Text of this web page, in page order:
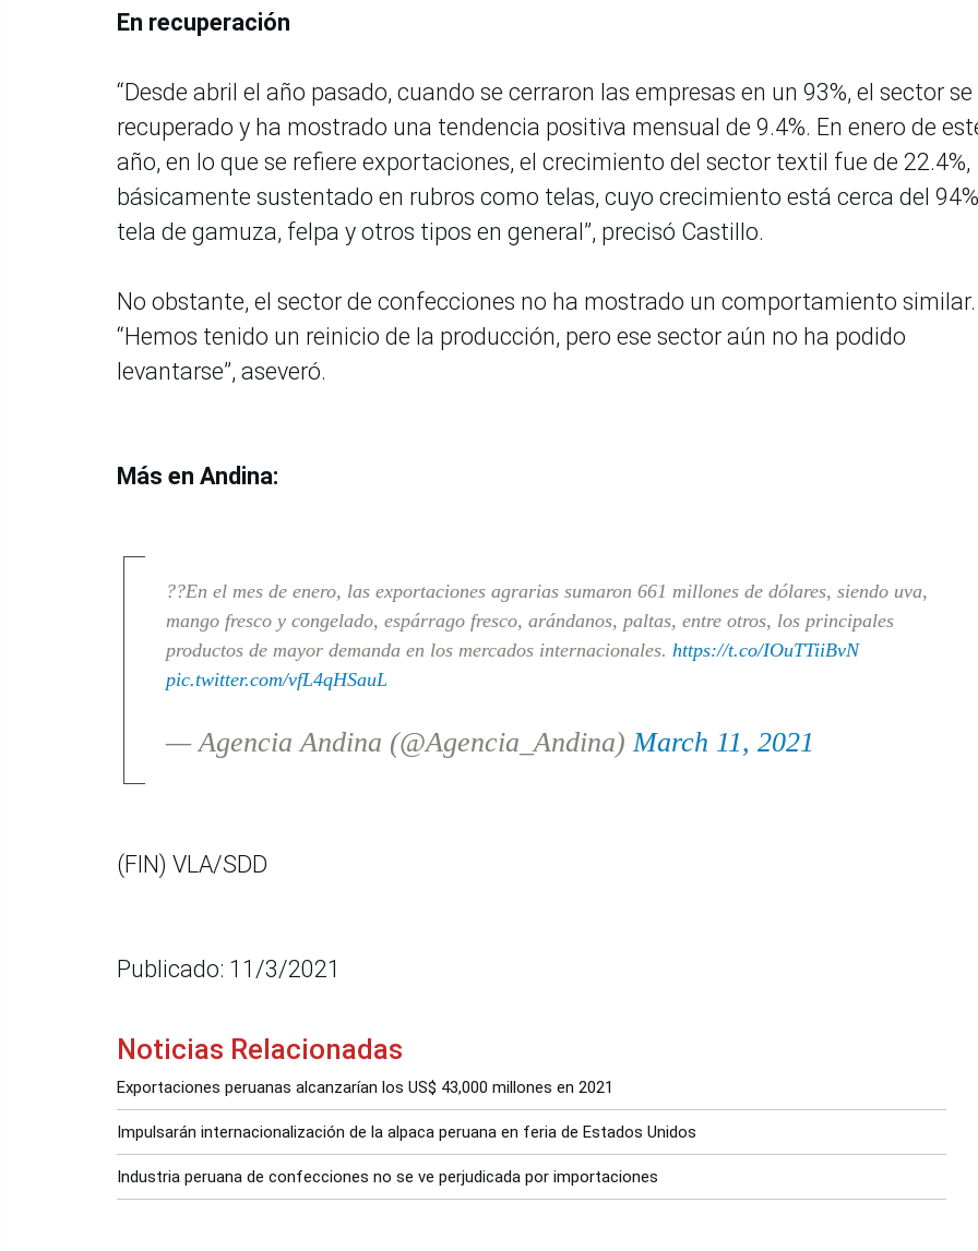
En recuperación
“Desde abril el año pasado, cuando se cerraron las empresas en un 93%, el sector
recuperado y ha mostrado una tendencia positiva mensual de 9.4%. En enero de
año, en lo que se refiere exportaciones, el crecimiento del sector textil fue de 22.4%,
básicamente sustentado en rubros como telas, cuyo crecimiento está cerca del
tela de gamuza, felpa y otros tipos en general”, precisó Castillo.
No obstante, el sector de confecciones no ha mostrado un comportamiento similar.
“Hemos tenido un reinicio de la producción, pero ese sector aún no ha podido
levantarse”, aseveró.
Más en Andina:
??En el mes de enero, las exportaciones agrarias sumaron 661 millones de dólares, siendo uva,
mango fresco y congelado, espárrago fresco, arándanos, paltas, entre otros, los principales
productos de mayor demanda en los mercados internacionales. https://t.co/IOuTTiiBvN
pic.twitter.com/vfL4qHSauL
— Agencia Andina (@Agencia_Andina)March 11, 2021
(FIN) VLA/SDD
Publicado: 11/3/2021
Noticias Relacionadas
Exportaciones peruanas alcanzarían los US$ 43,000 millones en 2021
Impulsarán internacionalización de la alpaca peruana en feria de Estados Unidos
Industria peruana de confecciones no se ve perjudicada por importaciones